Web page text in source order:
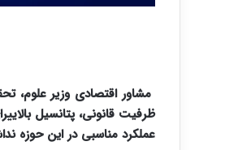
مشاور اقتصادی وزیر علوم،
ظرفیت قانونی، پتانسیل
عملکرد مناسبی در این حوزه